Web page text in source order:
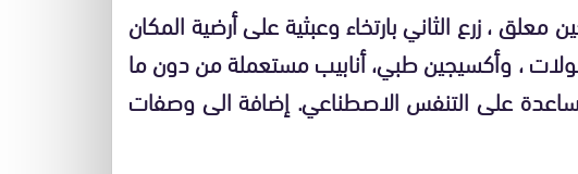
، زرع الثاني بارتخاء وعبثية على أرضية المكان
، وأكسيجين طبي،أنابيب مستعملة من دون ما
على التنفس الاصطناعي. إضافة الى وصفات